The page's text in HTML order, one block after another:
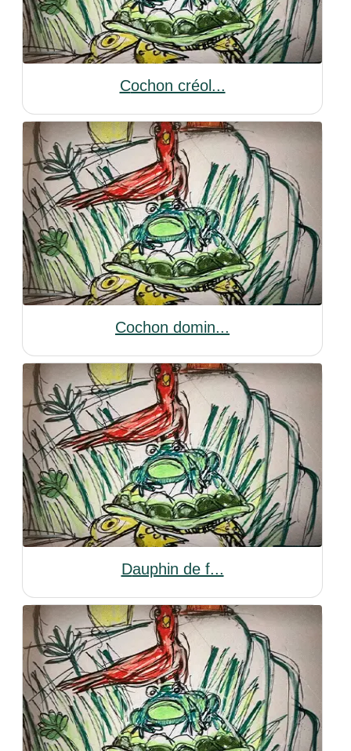
Cochon créol...
Cochon domin...
Dauphin de f...